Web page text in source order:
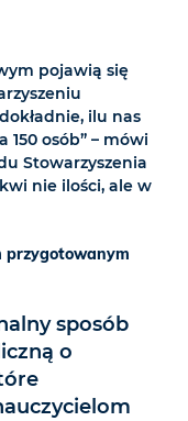
pojawią się
ilu nas
150 osób” – mówi
Stowarzyszenia
nie ilości, ale w
przygotowanym
sposób
o